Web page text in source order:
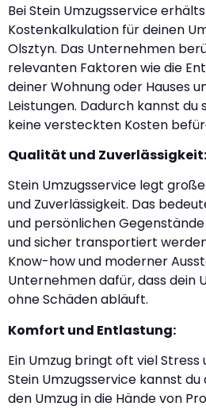
Bei Stein Umzugsservice
Kostenkalkulation für deinen
Olsztyn. Das Unternehmen
relevanten Faktoren wie die
deiner Wohnung oder Hauses
Leistungen. Dadurch kannst du
keine versteckten Kosten
Qualität und Zuverlässigkeit:
Stein Umzugsservice legt
und Zuverlässigkeit. Das
und persönlichen
und sicher transportiert
Know-how und moderner
Unternehmen dafür, dass dein
ohne Schäden abläuft.
Komfort und Entlastung:
Ein Umzug bringt oft viel
Stein Umzugsservice kannst
den Umzug in die Hände von